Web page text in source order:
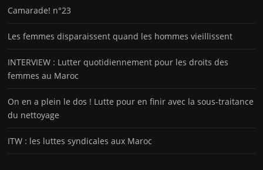
Camarade! n°23
Les femmes disparaissent quand les hommes vieillissent
INTERVIEW : Lutter quotidiennement pour les droits des
femmes au Maroc
On en a plein le dos ! Lutte pour en finir avec la sous-traitance
du nettoyage
ITW : les luttes syndicales aux Maroc